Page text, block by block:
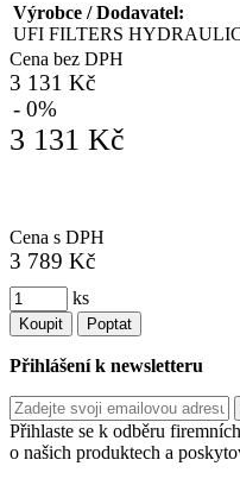
Výrobce / Dodavatel:
UFI FILTERS
Cena bez DPH
3 131 Kč
- 0%
3 131 Kč
Cena s DPH
3 789 Kč
ks
Koupit Poptat
Přihlášení k newsletteru
Přihlaste se k odběru
o našich produktech a